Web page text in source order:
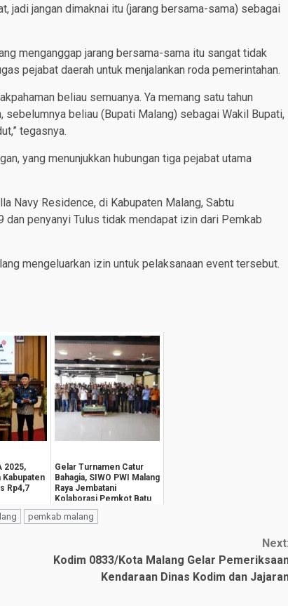
jadi jangan dimaknai itu (jarang bersama-sama) sebagai
menganggap jarang bersama-sama itu sangat tidak
pejabat daerah untuk menjalankan roda pemerintahan.
beliau semuanya. Ya memang satu tahun
sebelumnya beliau (Bupati Malang) sebagai Wakil Bupati,
tegasnya.
yang menunjukkan hubungan tiga pejabat utama
Navy Residence, di Kabupaten Malang, Sabtu
penyanyi Tulus tidak mendapat izin dari Pemkab
mengeluarkan izin untuk pelaksanaan event tersebut.
2025,
Kabupaten
Rp4,7
Gelar Turnamen Catur
Bahagia, SIWO PWI Malang
Raya Jembatani
Kolaborasi Pemkot Batu
dan Insan Pers
pemkab malang
Next:
Kodim 0833/Kota Malang Gelar
Kendaraan Dinas Kodim dan